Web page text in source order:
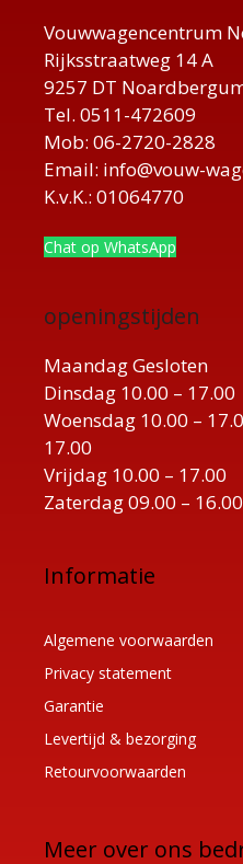
Vouwwagencentrum
Rijksstraatweg 14 A
9257 DT
Tel. 0511-472609
Mob: 06-2720-2828
Email: info@vouw-
K.v.K.: 01064770
Chat op WhatsApp
openingstijden
Maandag Gesloten
Dinsdag 10.00 – 17.00
Woensdag 10.00 –
17.00
Vrijdag 10.00 – 17.00
Zaterdag 09.00 – 16.00
Informatie
Algemene voorwaarden
Privacy statement
Garantie
Levertijd & bezorging
Retourvoorwaarden
Meer over ons